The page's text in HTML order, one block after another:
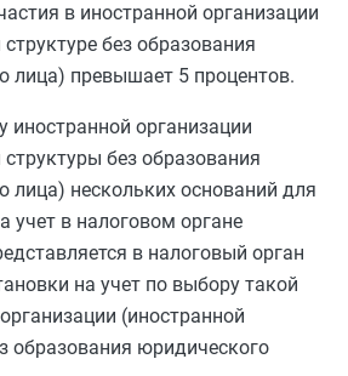
в иностранной организации
без образования
лица) превышает 5 процентов.
иностранной организации
без образования
лица) нескольких оснований для
учет в налоговом органе
в налоговый орган
на учет по выбору такой
(иностранной
образования юридического